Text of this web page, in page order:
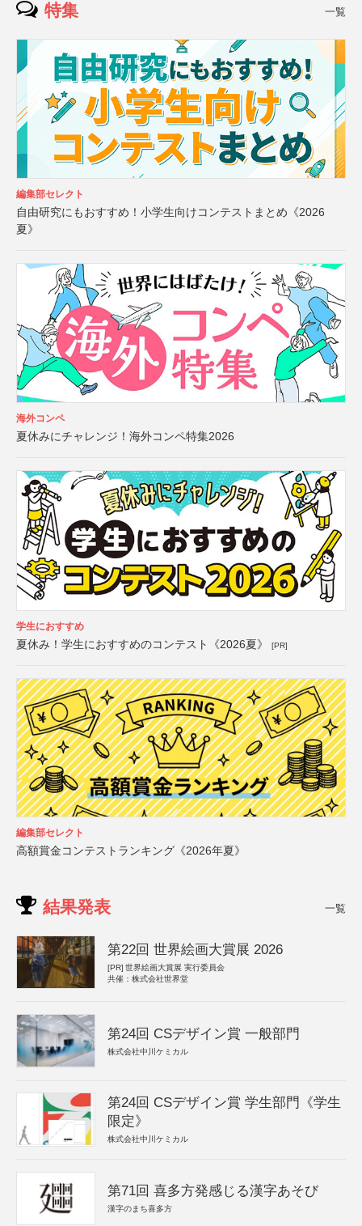
特集 一覧
編集部セレクト
自由研究にもおすすめ！小学生向けコンテストまとめ《2026
夏》
海外コンペ
夏休みにチャレンジ！海外コンペ特集2026
学生におすすめ
夏休み！学生におすすめのコンテスト《2026夏》 [PR]
編集部セレクト
高額賞金コンテストランキング《2026年夏》
結果発表 一覧
第22回 世界絵画大賞展 2026
[PR] 世界絵画大賞展 実行委員会
共催：株式会社世界堂
第24回 CSデザイン賞 一般部門
株式会社中川ケミカル
第24回 CSデザイン賞 学生部門《学生
限定》
株式会社中川ケミカル
第71回 喜多方発感じる漢字あそび
漢字のまち喜多方